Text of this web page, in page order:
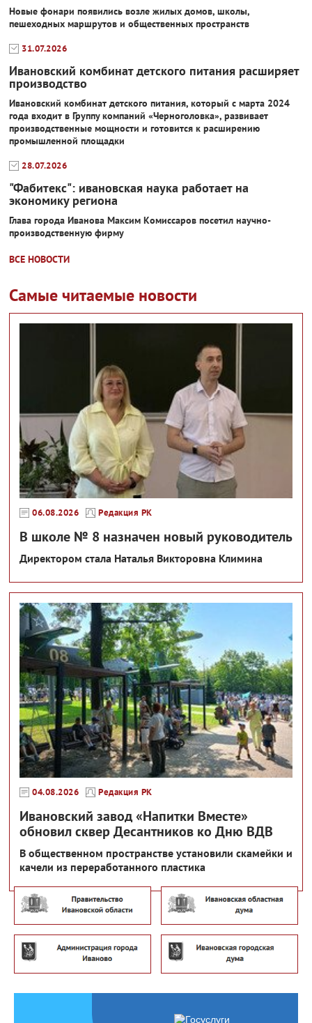
Новые фонари появились возле жилых домов, школы,
пешеходных маршрутов и общественных пространств
31.07.2026
Ивановский комбинат детского питания расширяет
производство
Ивановский комбинат детского питания, который с марта 2024
года входит в Группу компаний «Черноголовка», развивает
производственные мощности и готовится к расширению
промышленной площадки
28.07.2026
"Фабитекс": ивановская наука работает на
экономику региона
Глава города Иванова Максим Комиссаров посетил научно-
производственную фирму
ВСЕ НОВОСТИ
Самые читаемые новости
06.08.2026 Редакция РК
В школе № 8 назначен новый руководитель
Директором стала Наталья Викторовна Климина
04.08.2026 Редакция РК
Ивановский завод «Напитки Вместе»
обновил сквер Десантников ко Дню ВДВ
В общественном пространстве установили скамейки и
качели из переработанного пластика